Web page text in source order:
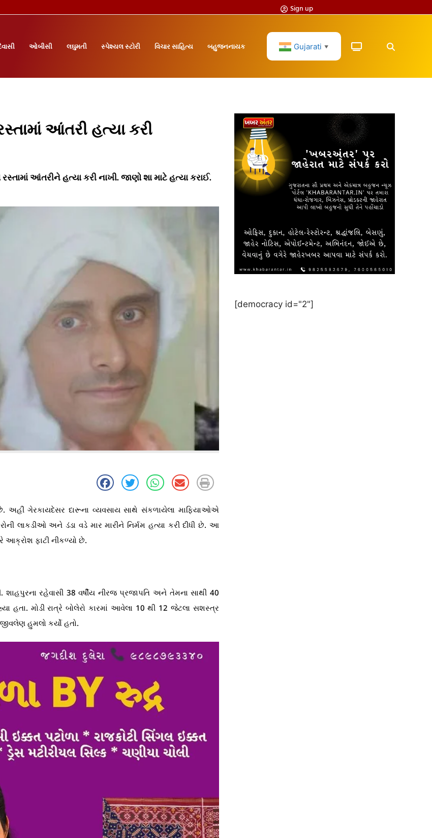
Sign up
ઓબીસી લઘુમતી સ્પેશ્યલ સ્ટોરી વિચાર સાહિત્ય બહુજનનાયક Gujarati ▼
આંતરી હત્યા કરી
આંતરીને હત્યા કરી નાખી. જાણો શા માટે હત્યા કરાઈ.
અહીં ગેરકાયદેસર દારૂના વ્યવસાય સાથે સંકળાયેલા માફિયાઓએ
લાકડીઓ અને ડંડા વડે માર મારીને નિર્મમ હત્યા કરી દીધી છે. આ
આક્રોશ ફાટી નીકળ્યો છે.
રહેવાસી 38 વર્ષીય નીરજ પ્રજાપતિ અને તેમના સાથી 40
હતા. મોડી રાત્રે બોલેરો કારમાં આવેલા 10 થી 12 જેટલા સશસ્ત્ર
હુમલો કર્યો હતો.
[democracy id="2"]